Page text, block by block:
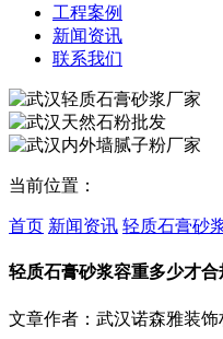
工程案例
新闻资讯
联系我们
当前位置：
首页 新闻资讯 轻质石膏砂
轻质石膏砂浆容重多少才
文章作者：武汉诺森雅装饰